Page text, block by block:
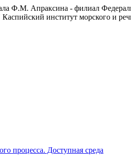
Ф.М. Апраксина - филиал
Каспийский институт морского и
процесса. Доступная среда